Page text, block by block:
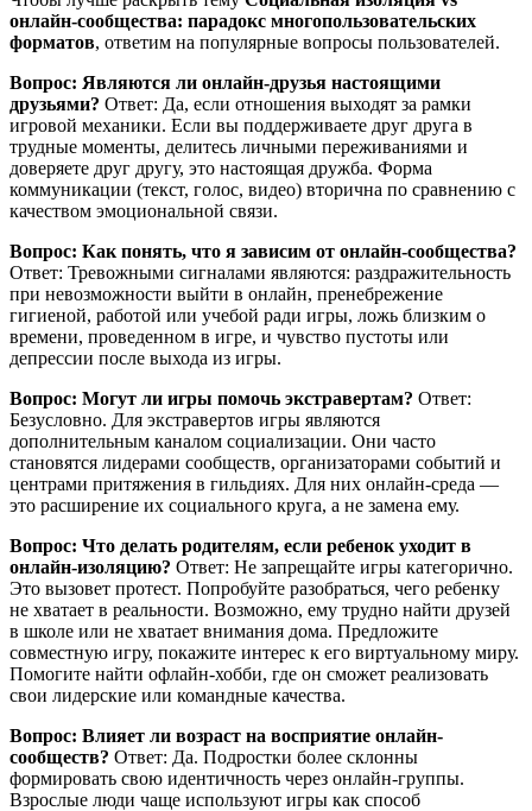
онлайн-сообщества: парадокс многопользовательских
форматов, ответим на популярные вопросы пользователей.
Вопрос: Являются ли онлайн-друзья настоящими
друзьями? Ответ: Да, если отношения выходят за рамки
игровой механики. Если вы поддерживаете друг друга в
трудные моменты, делитесь личными переживаниями и
доверяете друг другу, это настоящая дружба. Форма
коммуникации (текст, голос, видео) вторична по сравнению с
качеством эмоциональной связи.
Вопрос: Как понять, что я зависим от онлайн-сообщества?
Ответ: Тревожными сигналами являются: раздражительность
при невозможности выйти в онлайн, пренебрежение
гигиеной, работой или учебой ради игры, ложь близким о
времени, проведенном в игре, и чувство пустоты или
депрессии после выхода из игры.
Вопрос: Могут ли игры помочь экстравертам? Ответ:
Безусловно. Для экстравертов игры являются
дополнительным каналом социализации. Они часто
становятся лидерами сообществ, организаторами событий и
центрами притяжения в гильдиях. Для них онлайн-среда —
это расширение их социального круга, а не замена ему.
Вопрос: Что делать родителям, если ребенок уходит в
онлайн-изоляцию? Ответ: Не запрещайте игры категорично.
Это вызовет протест. Попробуйте разобраться, чего ребенку
не хватает в реальности. Возможно, ему трудно найти друзей
в школе или не хватает внимания дома. Предложите
совместную игру, покажите интерес к его виртуальному миру.
Помогите найти офлайн-хобби, где он сможет реализовать
свои лидерские или командные качества.
Вопрос: Влияет ли возраст на восприятие онлайн-
сообществ? Ответ: Да. Подростки более склонны
формировать свою идентичность через онлайн-группы.
Взрослые люди чаще используют игры как способ